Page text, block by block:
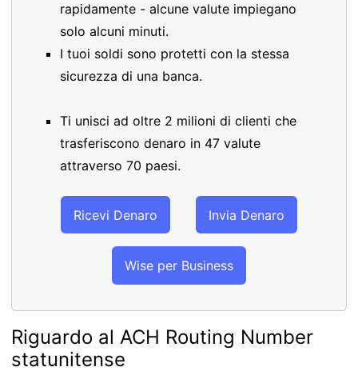
rapidamente - alcune valute impiegano
solo alcuni minuti.
I tuoi soldi sono protetti con la stessa
sicurezza di una banca.
Ti unisci ad oltre 2 milioni di clienti che
trasferiscono denaro in 47 valute
attraverso 70 paesi.
Ricevi Denaro Invia Denaro
Wise per Business
Riguardo al ACH Routing Number
statunitense